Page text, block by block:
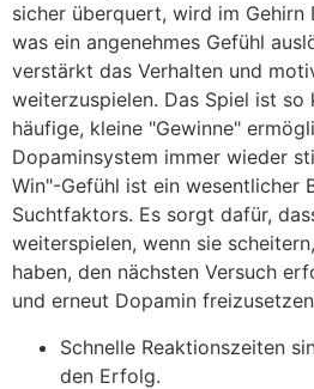
sicher überquert, wird im
was ein angenehmes Gefühl
verstärkt das Verhalten und
weiterzuspielen. Das Spiel ist
häufige, kleine "Gewinne"
Dopaminsystem immer wieder
Win"-Gefühl ist ein wesentlicher
Suchtfaktors. Es sorgt dafür,
weiterspielen, wenn sie
haben, den nächsten Versuch
und erneut Dopamin
Schnelle Reaktionszeiten
den Erfolg.